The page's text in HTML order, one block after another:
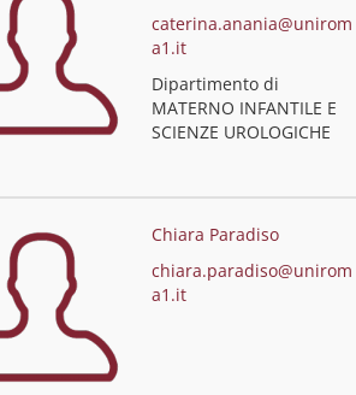
caterina.anania@unirom
a1.it
Dipartimento di
MATERNO INFANTILE E
SCIENZE UROLOGICHE
Chiara Paradiso
chiara.paradiso@unirom
a1.it